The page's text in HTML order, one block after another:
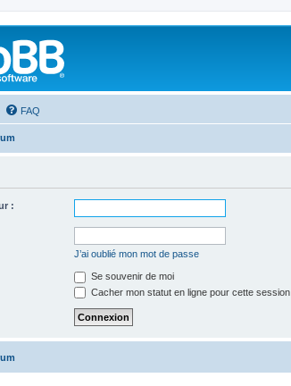
FAQ
:
J’ai oublié mon mot de passe
Se souvenir de moi
Cacher mon statut en ligne pour cette session